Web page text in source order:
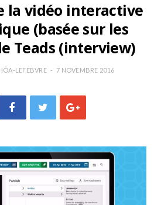
la vidéo interactive
(basée sur les
Teads (interview)
LEFEBVRE 7 NOVEMBRE 2016